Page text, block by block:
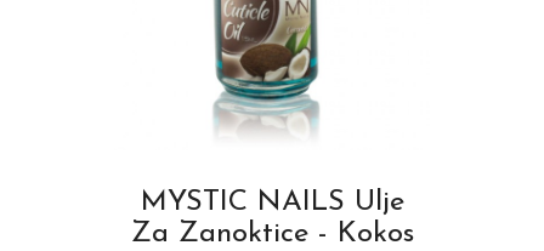
MYSTIC NAILS Ulje
Za Zanoktice - Kokos